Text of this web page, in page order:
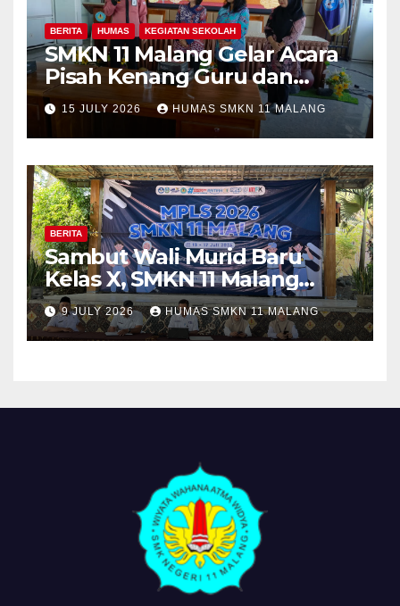
BERITA HUMAS KEGIATAN SEKOLAH
SMKN 11 Malang Gelar Acara
Pisah Kenang Guru dan
Tenaga Kependidikan yang
Purna Tugas dan Mutasi
Tugas
15 JULY 2026 HUMAS SMKN 11 MALANG
BERITA
Sambut Wali Murid Baru
Kelas X, SMKN 11 Malang
Sosialisasikan Komitmen
“MPLS Ramah”
9 JULY 2026 HUMAS SMKN 11 MALANG